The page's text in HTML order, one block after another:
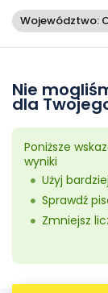
Województwo:
Nie
dla
Poniższe
wyniki
Użyj
Sprawdź
Zmniejsz